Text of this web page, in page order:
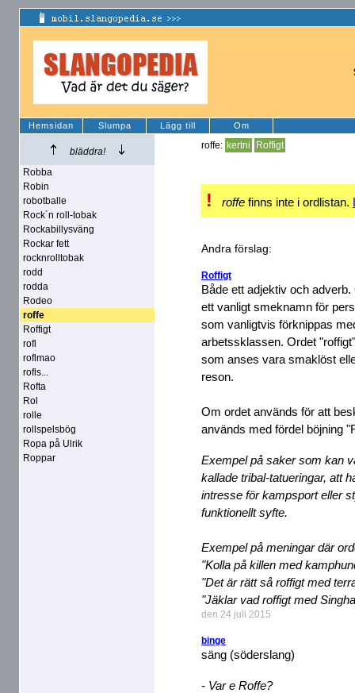
Hemsidan Slumpa Lägg till Om
bläddra!
Robba
Robin
robotballe
Rock´n roll-tobak
Rockabillysväng
Rockar fett
rocknrolltobak
rodd
rodda
Rodeo
roffe
Roffigt
rofl
roflmao
rofls...
Rofta
Rol
rolle
rollspelsbög
Ropa på Ulrik
Roppar
roffe: kertni Roffigt
! roffe finns inte i ordlistan.
Andra förslag:
Roffigt
Både ett adjektiv och
ett vanligt smeknamn för
som vanligtvis förknippas
arbetssklassen. Ordet
som anses vara smaklöst
reson.
Om ordet används för att
används med fördel böjning
Exempel på saker som kan
kallade tribal-tatueringar, att
intresse för kampsport eller
funktionellt syfte.
Exempel på meningar där
"Kolla på killen med
"Det är rätt så roffigt med
"Jäklar vad roffigt med
den 24 juli 2015
binge
säng (söderslang)
- Var e Roffe?